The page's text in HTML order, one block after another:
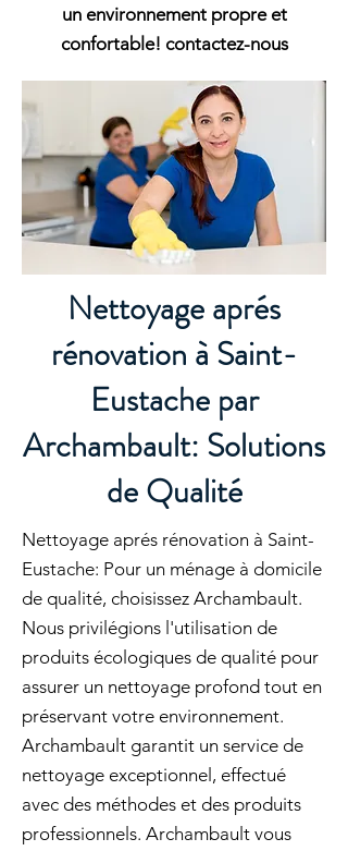
un environnement propre et
confortable! contactez-nous
Nettoyage aprés
rénovation à Saint-
Eustache par
Archambault: Solutions
de Qualité
Nettoyage aprés rénovation à Saint-
Eustache: Pour un ménage à domicile
de qualité, choisissez Archambault.
Nous privilégions l'utilisation de
produits écologiques de qualité pour
assurer un nettoyage profond tout en
préservant votre environnement.
Archambault garantit un service de
nettoyage exceptionnel, effectué
avec des méthodes et des produits
professionnels. Archambault vous